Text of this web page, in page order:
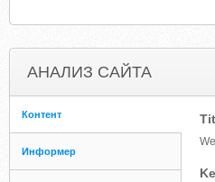
АНАЛИЗ САЙТА
Контент
Информер